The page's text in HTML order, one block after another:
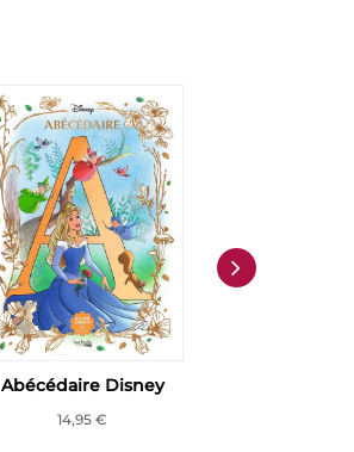
Abécédaire Disney
14,95 €